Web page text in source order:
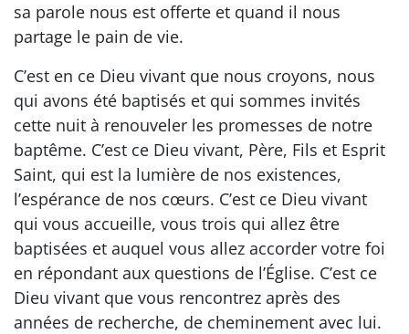
sa parole nous est offerte et quand il nous
partage le pain de vie.
C’est en ce Dieu vivant que nous croyons, nous
qui avons été baptisés et qui sommes invités
cette nuit à renouveler les promesses de notre
baptême. C’est ce Dieu vivant, Père, Fils et Esprit
Saint, qui est la lumière de nos existences,
l’espérance de nos cœurs. C’est ce Dieu vivant
qui vous accueille, vous trois qui allez être
baptisées et auquel vous allez accorder votre foi
en répondant aux questions de l’Église. C’est ce
Dieu vivant que vous rencontrez après des
années de recherche, de cheminement avec lui.